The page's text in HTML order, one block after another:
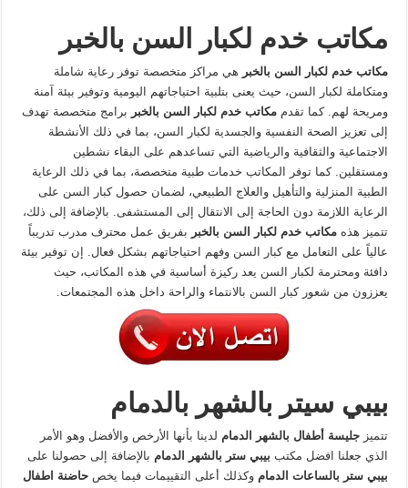
مكاتب خدم لكبار السن بالخبر
مكاتب خدم لكبار السن بالخبر هي مراكز متخصصة توفر رعاية شاملة
ومتكاملة لكبار السن، حيث يعنى بتلبية احتياجاتهم اليومية وتوفير بيئة آمنة
ومريحة لهم. كما تقدم مكاتب خدم لكبار السن بالخبر برامج متخصصة تهدف
إلى تعزيز الصحة النفسية والجسدية لكبار السن، بما في ذلك الأنشطة
الاجتماعية والثقافية والرياضية التي تساعدهم على البقاء نشطين
ومستقلين. كما توفر المكاتب خدمات طبية متخصصة، بما في ذلك الرعاية
الطبية المنزلية والتأهيل والعلاج الطبيعي، لضمان حصول كبار السن على
الرعاية اللازمة دون الحاجة إلى الانتقال إلى المستشفى. بالإضافة إلى ذلك،
تتميز هذهمكاتب خدم لكبار السن بالخبر بفريق عمل محترف مدرب تدريباً
عالياً على التعامل مع كبار السن وفهم احتياجاتهم بشكل فعال. إن توفير بيئة
دافئة ومحترمة لكبار السن يعد ركيزة أساسية في هذه المكاتب، حيث
يعززون من شعور كبار السن بالانتماء والراحة داخل هذه المجتمعات.
بيبي سيتر بالشهر بالدمام
تتميزجليسة أطفال بالشهر الدمام لدينا بأنها الأرخص والأفضل وهو الأمر
الذي جعلنا افضل مكتب بيبي ستر بالشهر الدمام بالإضافة إلى حصولنا على
بيبي ستر بالساعات الدماموكذلك أعلى التقييمات فيما يخصحاضنة اطفال